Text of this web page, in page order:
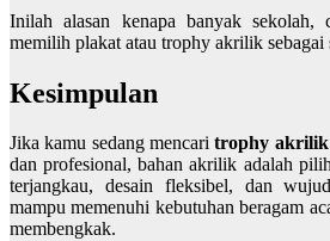
Inilah alasan kenapa banyak sekolah,
memilih plakat atau trophy akrilik sebagai
Kesimpulan
Jika kamu sedang mencaritrophy akrilik
dan profesional, bahan akrilik adalah
terjangkau, desain fleksibel, dan
mampu memenuhi kebutuhan beragam
membengkak.